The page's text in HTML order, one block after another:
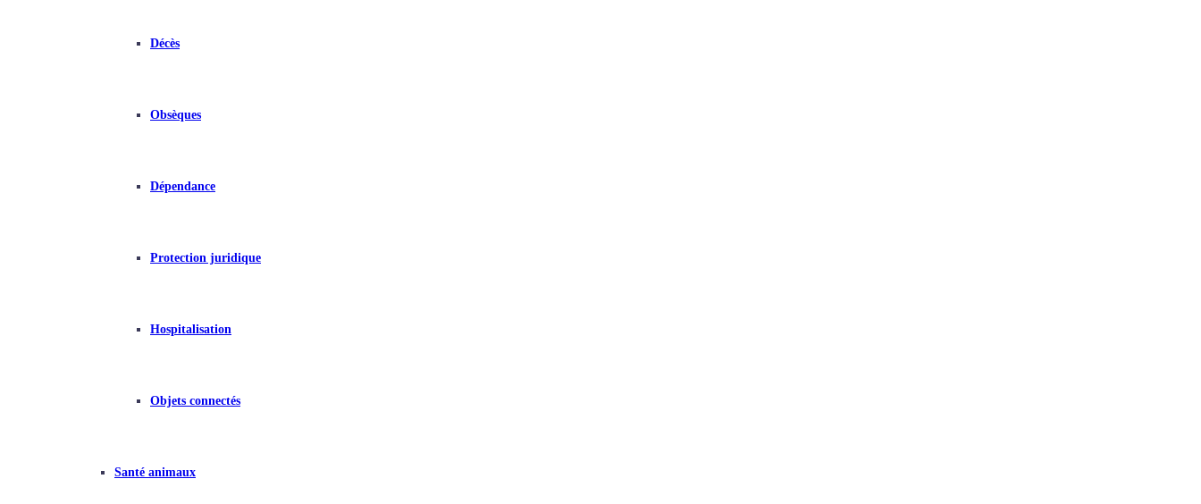
Décès
Obsèques
Dépendance
Protection juridique
Hospitalisation
Objets connectés
Santé animaux